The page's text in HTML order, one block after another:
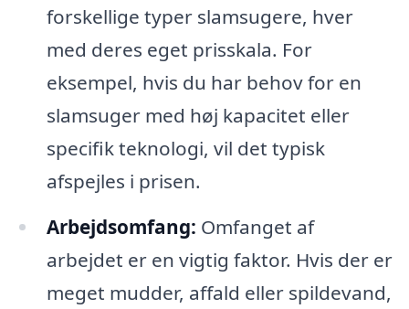
forskellige typer slamsugere, hver
med deres eget prisskala. For
eksempel, hvis du har behov for en
slamsuger med høj kapacitet eller
specifik teknologi, vil det typisk
afspejles i prisen.
Arbejdsomfang: Omfanget af
arbejdet er en vigtig faktor. Hvis der er
meget mudder, affald eller spildevand,